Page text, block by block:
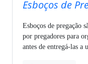
Esboços de
Esboços de pregação
por pregadores para
antes de entregá-las a